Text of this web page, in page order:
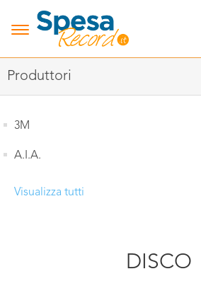
Produttori
3M
A.I.A.
Visualizza tutti
DISCO